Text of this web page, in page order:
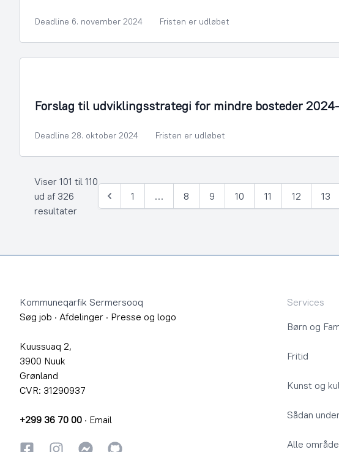
Deadline 6. november 2024 Fristen er udløbet
Forslag til udviklingsstrategi for mindre bosteder
Deadline 28. oktober 2024 Fristen er udløbet
Viser 101 til 110
ud af 326
resultater
Forrige
1 … 8 9 10 11 12 13
Kommuneqarfik Sermersooq
Søg job · Afdelinger · Presse og logo
Kuussuaq 2,
3900 Nuuk
Grønland
CVR: 31290937
+299 36 70 00 · Email
FacebookInstagramInstagram
GitHub
Services
Børn og
Fritid
Kunst og
Sådan
Alle